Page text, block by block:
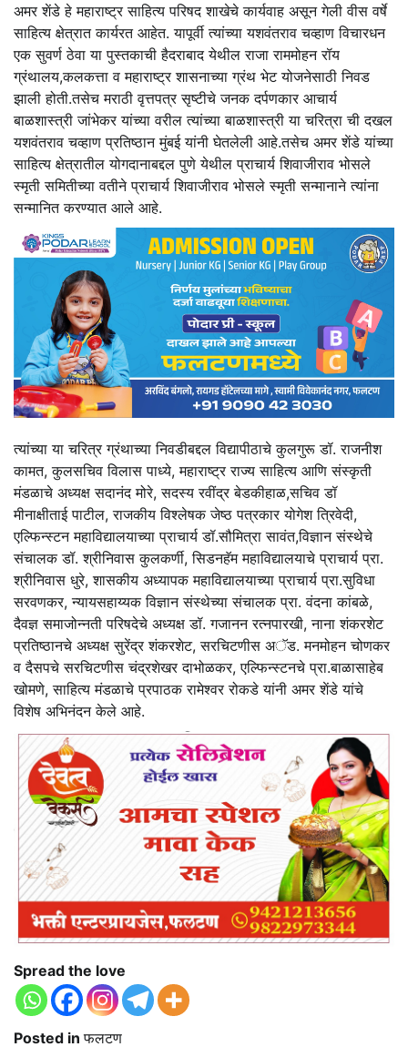
अमर शेंडे हे महाराष्ट्र साहित्य परिषद शाखेचे कार्यवाह असून गेली वीस वर्षे
साहित्य क्षेत्रात कार्यरत आहेत. यापूर्वी त्यांच्या यशवंतराव चव्हाण विचारधन
एक सुवर्ण ठेवा या पुस्तकाची हैदराबाद येथील राजा राममोहन रॉय
ग्रंथालय,कलकत्ता व महाराष्ट्र शासनाच्या ग्रंथ भेट योजनेसाठी निवड
झाली होती.तसेच मराठी वृत्तपत्र सृष्टीचे जनक दर्पणकार आचार्य
बाळशास्त्री जांभेकर यांच्या वरील त्यांच्या बाळशास्त्री या चरित्रा ची दखल
यशवंतराव चव्हाण प्रतिष्ठान मुंबई यांनी घेतलेली आहे.तसेच अमर शेंडे यांच्या
साहित्य क्षेत्रातील योगदानाबद्दल पुणे येथील प्राचार्य शिवाजीराव भोसले
स्मृती समितीच्या वतीने प्राचार्य शिवाजीराव भोसले स्मृती सन्मानाने त्यांना
सन्मानित करण्यात आले आहे.
त्यांच्या या चरित्र ग्रंथाच्या निवडीबद्दल विद्यापीठाचे कुलगुरू डॉ. राजनीश
कामत, कुलसचिव विलास पाध्ये, महाराष्ट्र राज्य साहित्य आणि संस्कृती
मंडळाचे अध्यक्ष सदानंद मोरे, सदस्य रवींद्र बेडकीहाळ,सचिव डॉ
मीनाक्षीताई पाटील, राजकीय विश्लेषक जेष्ठ पत्रकार योगेश त्रिवेदी,
एल्फिन्स्टन महाविद्यालयाच्या प्राचार्य डॉ.सौमित्रा सावंत,विज्ञान संस्थेचे
संचालक डॉ. श्रीनिवास कुलकर्णी, सिडनहॅम महाविद्यालयाचे प्राचार्य प्रा.
श्रीनिवास धुरे, शासकीय अध्यापक महाविद्यालयाच्या प्राचार्य प्रा.सुविधा
सरवणकर, न्यायसहाय्यक विज्ञान संस्थेच्या संचालक प्रा. वंदना कांबळे,
दैवज्ञ समाजोन्नती परिषदेचे अध्यक्ष डॉ. गजानन रत्नपारखी, नाना शंकरशेट
प्रतिष्ठानचे अध्यक्ष सुरेंद्र शंकरशेट, सरचिटणीस अॅड. मनमोहन चोणकर
व दैसपचे सरचिटणीस चंद्रशेखर दाभोळकर, एल्फिन्स्टनचे प्रा.बाळासाहेब
खोमणे, साहित्य मंडळाचे प्रपाठक रामेश्वर रोकडे यांनी अमर शेंडे यांचे
विशेष अभिनंदन केले आहे.
Spread the love
Posted inफलटण